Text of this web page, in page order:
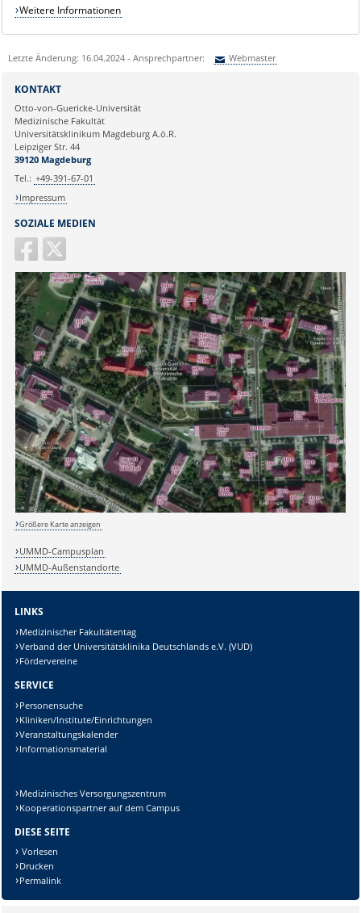
Weitere Informationen
Letzte Änderung: 16.04.2024 - Ansprechpartner: Webmaster
Ihre E-Mailadresse:
Ihr Anliegen:
Sicherheitsabfrage:
Lösung:
SOZIALE MEDIEN
KONTAKT
Otto-von-Guericke-Universität
Medizinische Fakultät
Universitätsklinikum Magdeburg A.ö.R.
Leipziger Str. 44
39120 Magdeburg
Tel.: +49-391-67-01
Impressum
Größere Karte anzeigen
UMMD-Campusplan
UMMD-Außenstandorte
LINKS
Medizinischer Fakultätentag
Verband der Universitätsklinika Deutschlands e.V. (VUD)
Fördervereine
SERVICE
Personensuche
Kliniken/Institute/Einrichtungen
Veranstaltungskalender
Informationsmaterial
Medizinisches Versorgungszentrum
Kooperationspartner auf dem Campus
DIESE SEITE
Vorlesen
Drucken
Permalink